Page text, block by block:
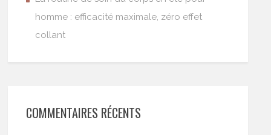
homme : efficacité maximale, zéro effet
collant
COMMENTAIRES RÉCENTS